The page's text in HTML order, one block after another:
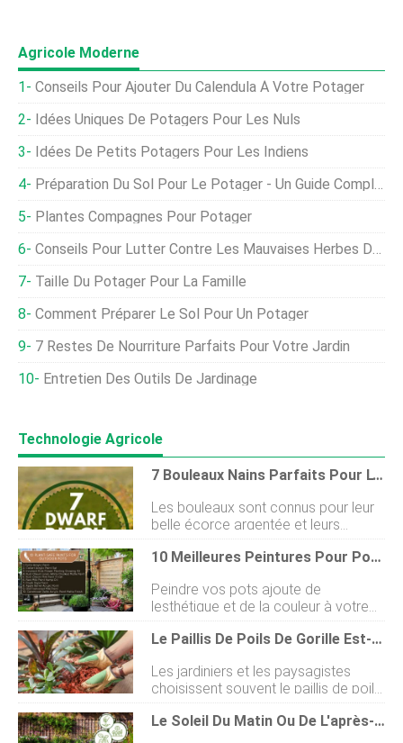
Agricole Moderne
Conseils Pour Ajouter Du Calendula À Votre Potager
Idées Uniques De Potagers Pour Les Nuls
Idées De Petits Potagers Pour Les Indiens
Préparation Du Sol Pour Le Potager - Un Guide Complet
Plantes Compagnes Pour Potager
Conseils Pour Lutter Contre Les Mauvaises Herbes Dans Un Potager
Taille Du Potager Pour La Famille
Comment Préparer Le Sol Pour Un Potager
7 Restes De Nourriture Parfaits Pour Votre Jardin
Entretien Des Outils De Jardinage
Technologie Agricole
7 Bouleaux Nains Parfaits Pour L'aménagement Paysager
Les bouleaux sont connus pour leur
belle écorce argentée et leurs
feuilles qui deviennent jaune miel à
lautomne. Avec leur nature
un excellent choix darbre pour les
jardiniers qui pourraient manquer
despace pour un arbre plus large. La
beauté des quatre saisons en fait un
élément remarquable dans le jardin,
car quil montre son feuillage
dautomne, son vert dété brillant ou
nu et élégant en hiver, le bouleau est
un bel arbre. Nous avons dressé une
10 Meilleures Peintures Pour Pots D'extérieur Sans Danger Pour Les Plantes
Peindre vos pots ajoute de
lesthétique et de la couleur à votre
jardin, patio, terrasse ou porte. Il aide
également à retenir la chaleur du
peuvent absorber plus de lumière
solaire et conserver la chaleur
beaucoup plus longtemps que les
pots de couleur claire. Cependant,
Le Paillis De Poils De Gorille Est-Il Bon Pour Votre Potager ?
Les jardiniers et les paysagistes
choisissent souvent le paillis de poils
de gorille pour son attrait esthétique
qui vient de sa teinte rouge-brun
Le Soleil Du Matin Ou De L'après-Midi Est-Il Préférable Pour Le Potager ?